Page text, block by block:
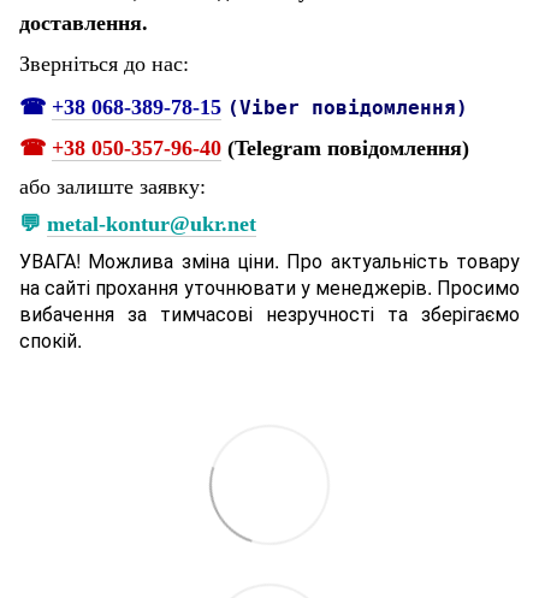
доставлення.
Зверніться до нас:
☎ +38 068-389-78-15 (Viber повідомлення)
☎ +38 050-357-96-40 (Telegram повідомлення)
або залиште заявку:
💬 metal-kontur@ukr.net
УВАГА! Можлива зміна ціни. Про актуальність товару
на сайті прохання уточнювати у менеджерів. Просимо
вибачення за тимчасові незручності та зберігаємо
спокій.